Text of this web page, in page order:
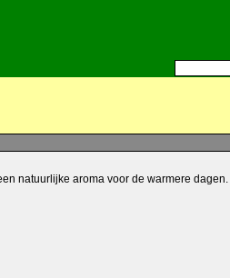
natuurlijke aroma voor de warmere dagen.